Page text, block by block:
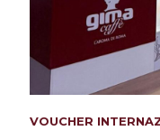
VOUCHER